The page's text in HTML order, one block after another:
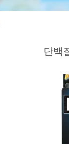
단백